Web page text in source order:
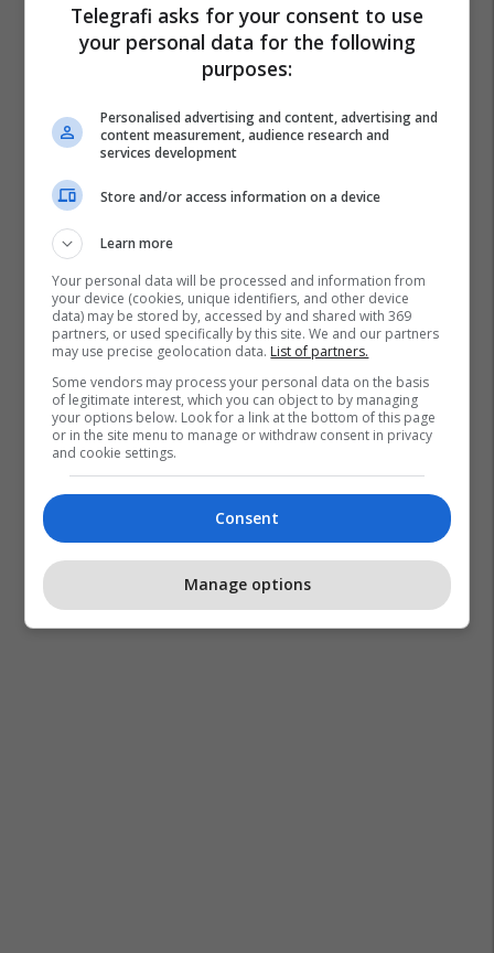
Telegrafi asks for your consent to use
your personal data for the following
purposes:
Personalised advertising and content, advertising and
content measurement, audience research and
services development
Store and/or access information on a device
Learn more
Your personal data will be processed and information from
your device (cookies, unique identifiers, and other device
data) may be stored by, accessed by and shared with 369
partners, or used specifically by this site. We and our partners
may use precise geolocation data. List of partners.
Some vendors may process your personal data on the basis
of legitimate interest, which you can object to by managing
your options below. Look for a link at the bottom of this page
or in the site menu to manage or withdraw consent in privacy
and cookie settings.
Consent
Manage options